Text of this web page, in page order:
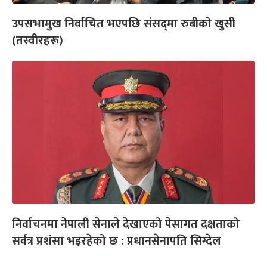
उपसभामुख निर्वाचित भएपछि संसद्‌मा रुबीको खुसी
(तस्वीरहरू)
निर्वाचनमा नेपाली सेनाले देखाएको पेसागत दक्षताको
सर्वत्र प्रशंसा भइरहेको छ : प्रधानसेनापति सिग्देल